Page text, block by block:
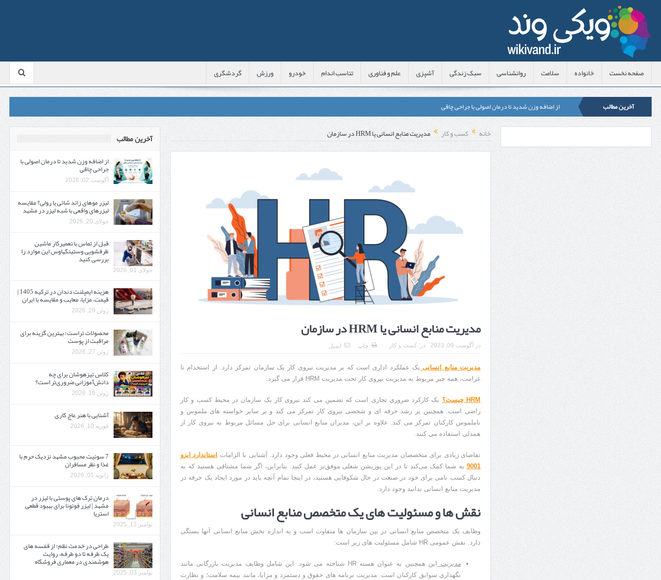
صفحه نخست خانواده سلامت روانشناسی سبک زندگی آشپزی علم و فناوری تناسب اندام خودرو ورزش گردشگری
آخرین مطالب
از اضافه وزن شدید تا درمان اصولی با جراحی چاقی
لیزر موهای زائد شاتی یا رولی؟ مقایسه لیزرهای واقعی با شبه‌ لیزر در مشهد
قبل از تماس با تعمیرکار ماشین ظرفشویی وستینگهاوس این موارد را بررسی کنید
هزینه ایمپلنت دندان در ترکیه 1405 | قیمت، مزایا، معایب و مقایسه با ایران
محصولات تراست؛ بهترین گزینه برای مراقبت از پوست
کلاس تیزهوشان برای چه دانش‌آموزانی ضروری‌تر است؟
آشنایی با هنر عاج کاری
7 سوئیت محبوب مشهد نزدیک حرم با غذا و نظر مسافران
درمان ترک های پوستی با لیزر در مشهد | لیزر فوتونا برای بهبود قطعی استریا
طراحی در خدمت نظم؛ از قفسه ‌های یک‌ طرفه تا دو طرفه، روایت هوشمندی در معماری فروشگاه
خانه کسب و کار مدیریت منابع انسانی یا HRM در سازمان
مدیریت منابع انسانی یا HRM در سازمان
در آگوست 09, 2023 در: کسب و کار چاپ ایمیل
مدیریت منابع انسانی یک عملکرد اداری است که بر مدیریت نیروی کار یک سازمان تمرکز دارد. از استخدام تا
غرامت، همه چیز مربوط به مدیریت نیروی کار تحت مدیریت HRM قرار می گیرد.
HRM چیست؟
یک کارکرد ضروری تجاری است که تضمین می کند نیروی کار یک سازمان در محیط کسب و کار
راضی است. همچنین بر رشد حرفه ای و شخصی نیروی کار تمرکز می کند و بر سایر خواسته های ملموس و
ناملموس کارکنان تمرکز می کند. علاوه بر این، مدیران منابع انسانی برای حل مسائل مربوط به نیروی کار از
همدلی استفاده می کنند.
تقاضای زیادی برای متخصصان مدیریت منابع انسانی در محیط فعلی وجود دارد. آشنایی با الزامات
استاندارد ایزو
9001 به شما کمک می‌کند تا در این پوزیشن شغلی موفق‌تر عمل کنید. بنابراین، اگر شما مشتاقی هستید که به
دنبال کسب نامی برای خود در صنعت در حال شکوفایی هستید، در اینجا تمام آنچه باید در مورد ایجاد یک حرفه در
مدیریت منابع انسانی بدانید وجود دارد.
نقش ها و مسئولیت های یک متخصص منابع انسانی
وظایف یک متخصص منابع انسانی در بین سازمان ها متفاوت است و به اندازه بخش منابع انسانی آنها بستگی
دارد. نقش عمومی HR شامل مسئولیت های زیر است:
مدیریت
این همچنین به عنوان هسته HR شناخته می شود. این شامل وظایف مدیریت بازرگانی مانند
نگهداری سوابق کارکنان است. مدیریت برنامه های حقوق و دستمزد و مزایا، مانند بیمه سلامت؛ و نظارت
آخرین مطالب
از اضافه وزن شدید تا درمان اصولی با
جراحی چاقی
آگوست 02, 2026
لیزر موهای زائد شاتی یا رولی؟ مقایسه
لیزرهای واقعی با شبه‌ لیزر در مشهد
جولای 20, 2026
قبل از تماس با تعمیرکار ماشین
ظرفشویی وستینگهاوس این موارد را
بررسی کنید
جولای 01, 2026
هزینه ایمپلنت دندان در ترکیه 1405 |
قیمت، مزایا، معایب و مقایسه با ایران
ژوئن 29, 2026
محصولات تراست؛ بهترین گزینه برای
مراقبت از پوست
ژوئن 27, 2026
کلاس تیزهوشان برای چه
دانش‌آموزانی ضروری‌تر است؟
ژوئن 16, 2026
آشنایی با هنر عاج کاری
فوریه 10, 2026
7 سوئیت محبوب مشهد نزدیک حرم با
غذا و نظر مسافران
ژانویه 01, 2026
درمان ترک های پوستی با لیزر در
مشهد | لیزر فوتونا برای بهبود قطعی
استریا
نوامبر 13, 2025
طراحی در خدمت نظم؛ از قفسه ‌های
یک‌ طرفه تا دو طرفه، روایت
هوشمندی در معماری فروشگاه
نوامبر 03, 2025